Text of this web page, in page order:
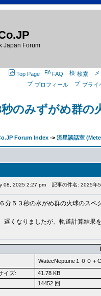
Japan Forum
Top Page FAQ
検索
プロフィール
プライ
のみずがめ群の
Forum Index -> 流星談話室
08, 2025 2:27 pm 記事の件名: 2025年5
分５３秒の水がめ群の火球のス
くなりましたが、軌道計算結果
WatecNeptune１００＋
イズ:
41.78 KB
14452 回